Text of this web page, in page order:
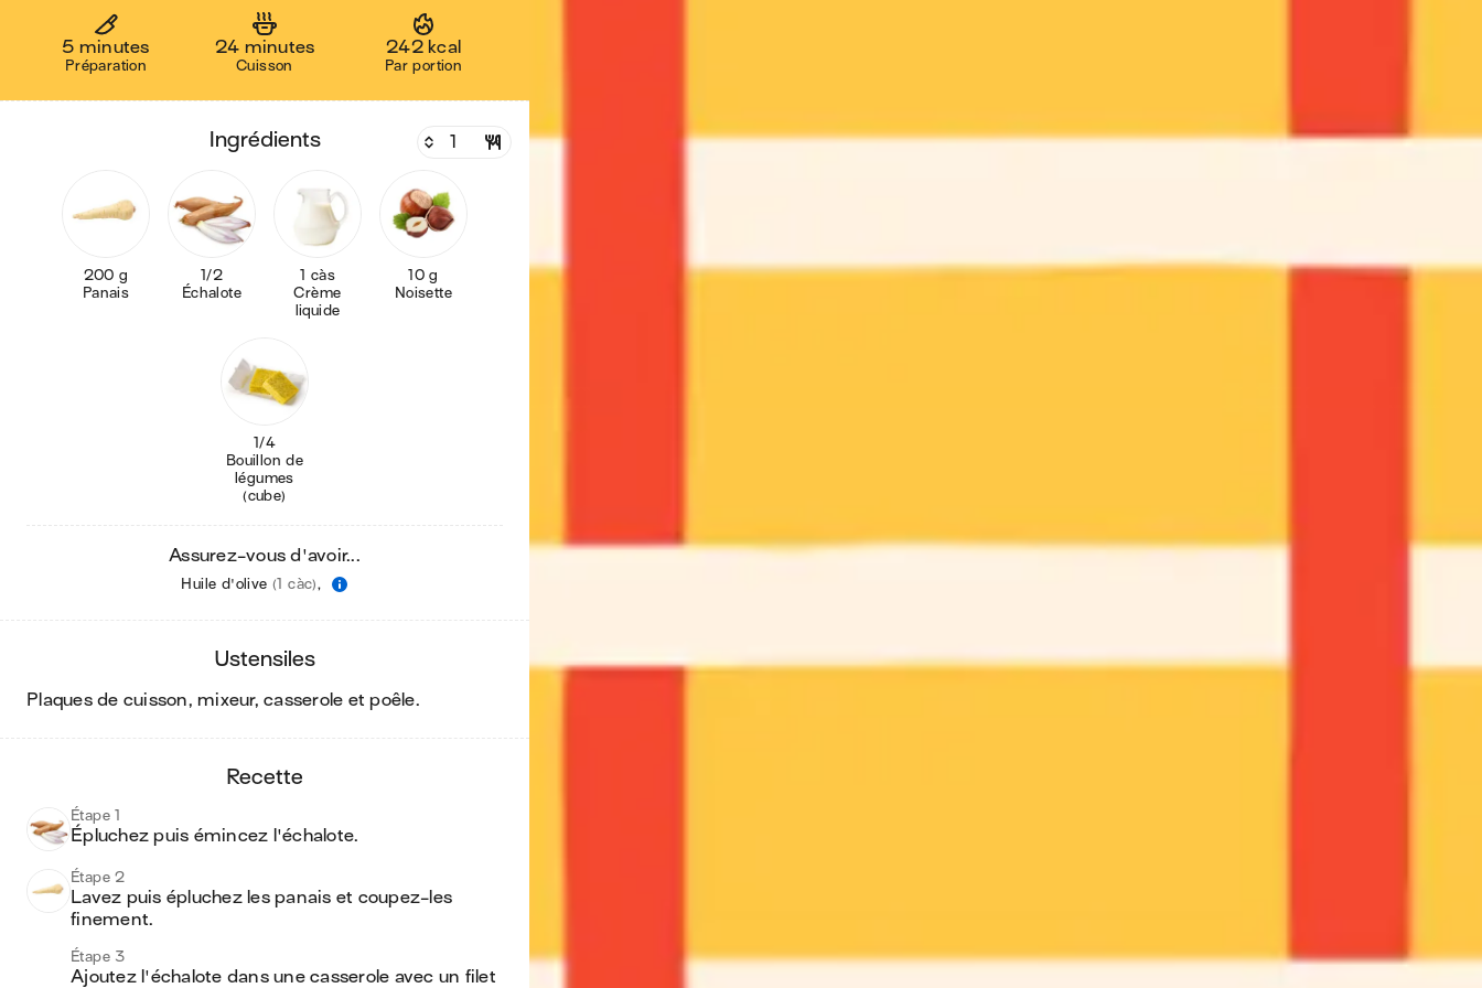
5 minutes
Préparation
24 minutes
Cuisson
242 kcal
Par portion
ingrédients
200 g
Panais
1/2
Échalote
1 càs
Crème
liquide
10 g
Noisette
1/4
Bouillon de
légumes
(cube)
Assurez-vous d'avoir...
Huile d'olive (1 càc),
ustensiles
plaques de cuisson, mixeur, casserole et poêle.
recette
Étape 1
Épluchez puis émincez l'échalote.
Étape 2
Lavez puis épluchez les panais et coupez-les
finement.
Étape 3
Ajoutez l'échalote dans une casserole avec un filet